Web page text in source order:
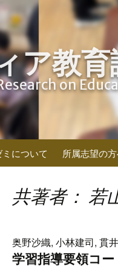
ア教
on
ミについて 所属志望の
共著者： 若
奥野沙織, 小林建司, 貫
学習指導要領コ